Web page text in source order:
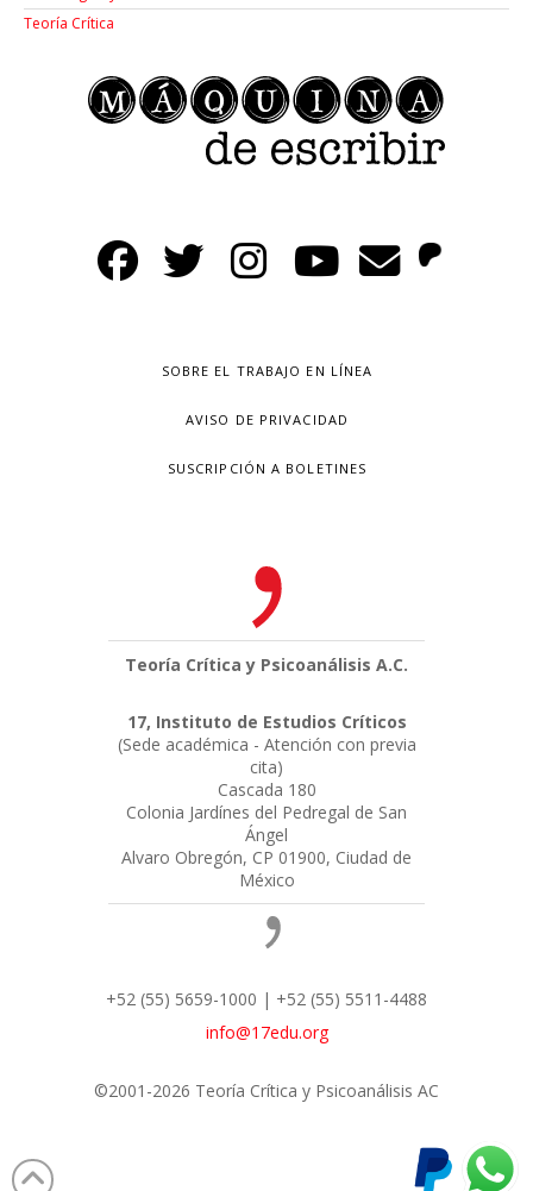
Teoría Crítica
SOBRE EL TRABAJO EN LÍNEA
AVISO DE PRIVACIDAD
SUSCRIPCIÓN A BOLETINES
Teoría Crítica y Psicoanálisis A.C.
17, Instituto de Estudios Críticos
(Sede académica - Atención con previa
cita)
Cascada 180
Colonia Jardínes del Pedregal de San
Ángel
Alvaro Obregón, CP 01900, Ciudad de
México
+52 (55) 5659-1000 | +52 (55) 5511-4488
info@17edu.org
©2001-2026 Teoría Crítica y Psicoanálisis AC